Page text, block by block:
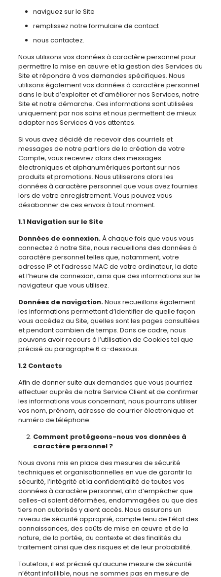
naviguez sur le Site
remplissez notre formulaire de contact
nous contactez.
Nous utilisons vos données à caractère personnel pour
permettre la mise en œuvre et la gestion des Services du
Site et répondre à vos demandes spécifiques. Nous
utilisons également vos données à caractère personnel
dans le but d’exploiter et d’améliorer nos Services, notre
Site et notre démarche. Ces informations sont utilisées
uniquement par nos soins et nous permettent de mieux
adapter nos Services à vos attentes.
Si vous avez décidé de recevoir des courriels et
messages de notre part lors de la création de votre
Compte, vous recevrez alors des messages
électroniques et alphanumériques portant sur nos
produits et promotions. Nous utiliserons alors les
données à caractère personnel que vous avez fournies
lors de votre enregistrement. Vous pouvez vous
désabonner de ces envois à tout moment.
1.1 Navigation sur le Site
Données de connexion.À chaque fois que vous vous
connectez à notre Site, nous recueillons des données à
caractère personnel telles que, notamment, votre
adresse IP et l’adresse MAC de votre ordinateur, la date
et l’heure de connexion, ainsi que des informations sur le
navigateur que vous utilisez.
Données de navigation.Nous recueillons également
les informations permettant d’identifier de quelle façon
vous accédez au Site, quelles sont les pages consultées
et pendant combien de temps. Dans ce cadre, nous
pouvons avoir recours à l’utilisation de Cookies tel que
précisé au paragraphe 6 ci-dessous.
1.2 Contacts
Afin de donner suite aux demandes que vous pourriez
effectuer auprès de notre Service Client et de confirmer
les informations vous concernant, nous pourrons utiliser
vos nom, prénom, adresse de courrier électronique et
numéro de téléphone.
Comment protégeons-nous vos données à
caractère personnel ?
Nous avons mis en place des mesures de sécurité
techniques et organisationnelles en vue de garantir la
sécurité, l’intégrité et la confidentialité de toutes vos
données à caractère personnel, afin d’empêcher que
celles-ci soient déformées, endommagées ou que des
tiers non autorisés y aient accès. Nous assurons un
niveau de sécurité approprié, compte tenu de l’état des
connaissances, des coûts de mise en œuvre et de la
nature, de la portée, du contexte et des finalités du
traitement ainsi que des risques et de leur probabilité.
Toutefois, il est précisé qu’aucune mesure de sécurité
n’étant infaillible, nous ne sommes pas en mesure de